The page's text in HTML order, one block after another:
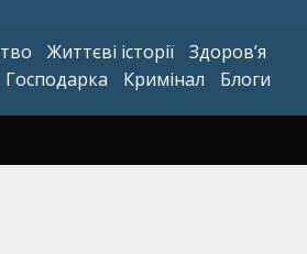
Життєві історії
Здоров’я
Господарка Кримінал Блоги